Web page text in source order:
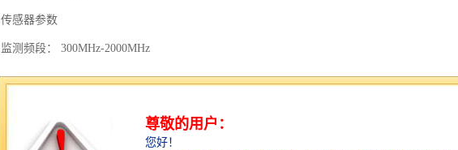
传感器参数
监测频段： 300MHz-2000MHz
灵敏度： 5PC
驻波比： 1.5